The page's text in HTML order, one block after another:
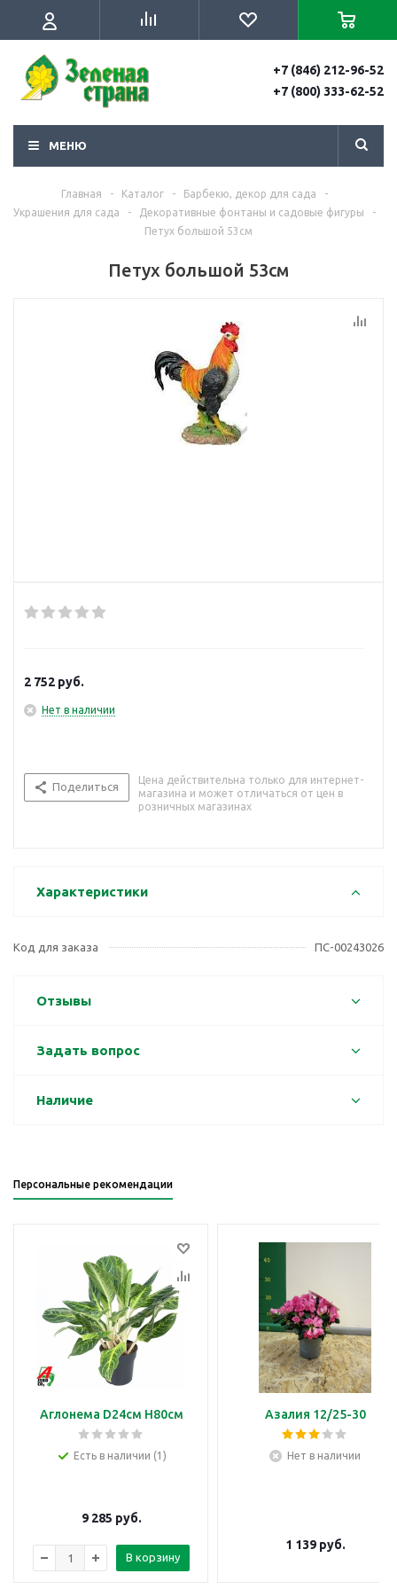
+7 (846) 212-96-52
+7 (800) 333-62-52
МЕНЮ
Главная - Каталог - Барбекю, декор для сада
-
Украшения для сада
- Декоративные фонтаны и садовые фигуры
-
Петух большой 53см
Петух большой 53см
2 752 руб.
Нет в наличии
Поделиться
Цена действительна только для интернет-
магазина и может отличаться от цен в
розничных магазинах
Характеристики
Код для заказа ПС-00243026
Отзывы
Задать вопрос
Наличие
Персональные рекомендации
Аглонема D24см H80см
Есть в наличии (1)
9 285 руб.
В корзину
Азалия 12/25-30
Нет в наличии
1 139руб.